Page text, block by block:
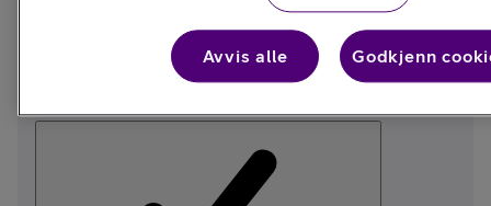
Velg mobilabonnement
Valg av abonnement påvirker rabatten
Avvis alle Godkjenn